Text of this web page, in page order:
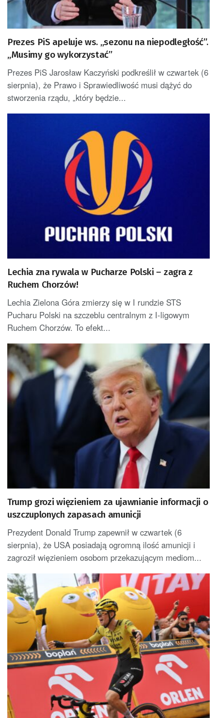
Prezes PiS apeluje ws. „sezonu na niepodległość”.
„Musimy go wykorzystać”
Prezes PiS Jarosław Kaczyński podkreślił w czwartek (6
sierpnia), że Prawo i Sprawiedliwość musi dążyć do
stworzenia rządu, „który będzie...
Lechia zna rywala w Pucharze Polski – zagra z
Ruchem Chorzów!
Lechia Zielona Góra zmierzy się w I rundzie STS
Pucharu Polski na szczeblu centralnym z I-ligowym
Ruchem Chorzów. To efekt...
Trump grozi więzieniem za ujawnianie informacji o
uszczuplonych zapasach amunicji
Prezydent Donald Trump zapewnił w czwartek (6
sierpnia), że USA posiadają ogromną ilość amunicji i
zagroził więzieniem osobom przekazującym mediom...